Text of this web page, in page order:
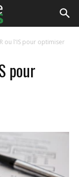
ou l'IS pour optimiser
pour